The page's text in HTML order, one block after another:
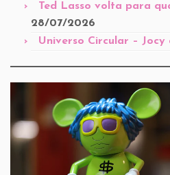
Ted Lasso volta para
28/07/2026
Universo Circular – Jocy